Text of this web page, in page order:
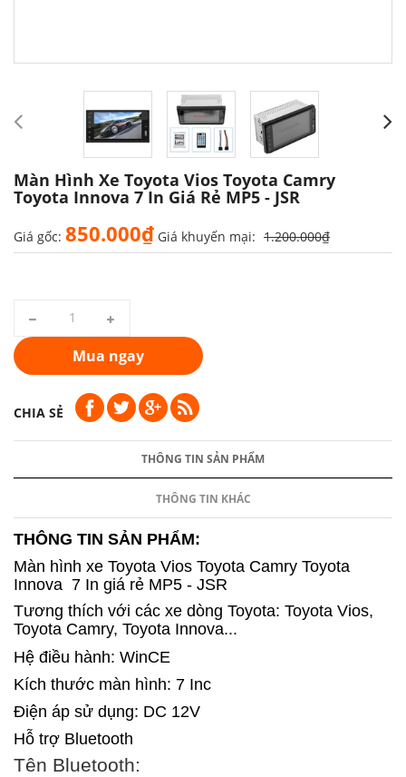
Màn Hình Xe Toyota Vios Toyota Camry
Toyota Innova 7 In Giá Rẻ MP5 - JSR
Giá gốc: 850.000₫ Giá khuyến mại: 1.200.000₫
Mua ngay
CHIA SẺ
THÔNG TIN SẢN PHẨM
THÔNG TIN KHÁC
THÔNG TIN SẢN PHẨM:
Màn hình xe Toyota Vios Toyota Camry Toyota
Innova 7 In giá rẻ MP5 - JSR
Tương thích với các xe dòng Toyota: Toyota Vios,
Toyota Camry, Toyota Innova...
Hệ điều hành: WinCE
Kích thước màn hình: 7 Inc
Điện áp sử dụng: DC 12V
Hỗ trợ Bluetooth
Tên Bluetooth: